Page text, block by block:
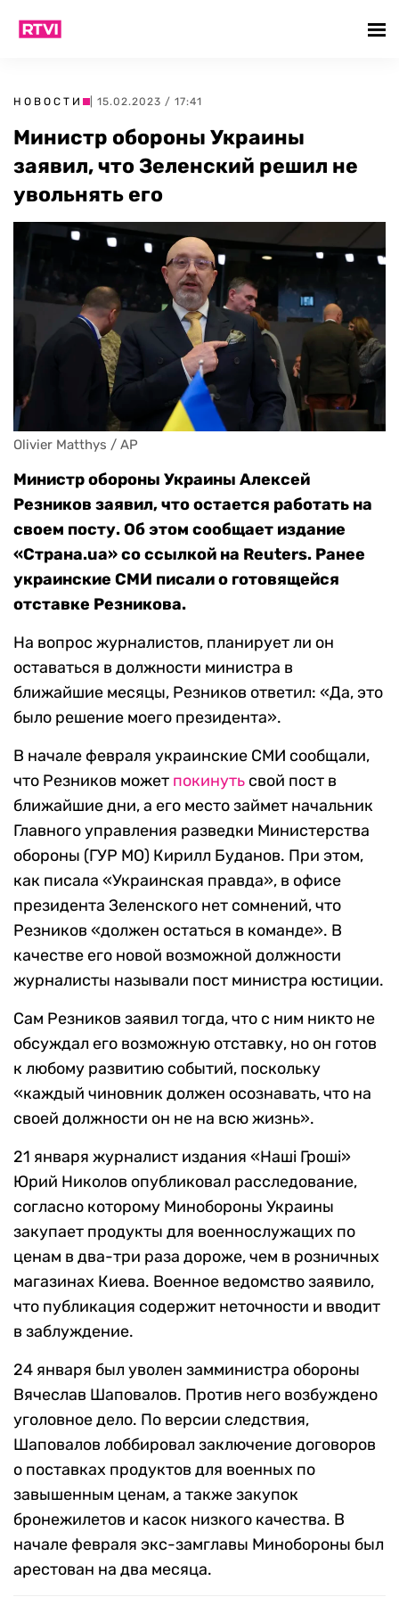
НОВОСТИ | 15.02.2023 / 17:41
Министр обороны Украины
заявил, что Зеленский решил не
увольнять его
Olivier Matthys / AP
Министр обороны Украины Алексей
Резников заявил, что остается работать на
своем посту. Об этом сообщает издание
«Страна.ua» со ссылкой на Reuters. Ранее
украинские СМИ писали о готовящейся
отставке Резникова.
На вопрос журналистов, планирует ли он
оставаться в должности министра в
ближайшие месяцы, Резников ответил: «Да, это
было решение моего президента».
В начале февраля украинские СМИ сообщали,
что Резников может покинуть свой пост в
ближайшие дни, а его место займет начальник
Главного управления разведки Министерства
обороны (ГУР МО) Кирилл Буданов. При этом,
как писала «Украинская правда», в офисе
президента Зеленского нет сомнений, что
Резников «должен остаться в команде». В
качестве его новой возможной должности
журналисты называли пост министра юстиции.
Сам Резников заявил тогда, что с ним никто не
обсуждал его возможную отставку, но он готов
к любому развитию событий, поскольку
«каждый чиновник должен осознавать, что на
своей должности он не на всю жизнь».
21 января журналист издания «Нашi Грошi»
Юрий Николов опубликовал расследование,
согласно которому Минобороны Украины
закупает продукты для военнослужащих по
ценам в два-три раза дороже, чем в розничных
магазинах Киева. Военное ведомство заявило,
что публикация содержит неточности и вводит
в заблуждение.
24 января был уволен замминистра обороны
Вячеслав Шаповалов. Против него возбуждено
уголовное дело. По версии следствия,
Шаповалов лоббировал заключение договоров
о поставках продуктов для военных по
завышенным ценам, а также закупок
бронежилетов и касок низкого качества. В
начале февраля экс-замглавы Минобороны был
арестован на два месяца.